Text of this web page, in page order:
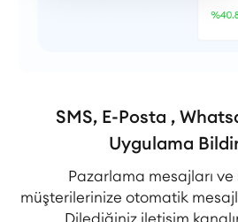
SMS, E-Posta ,
Uygulama
Pazarlama mesajları
müşterilerinize otomatik